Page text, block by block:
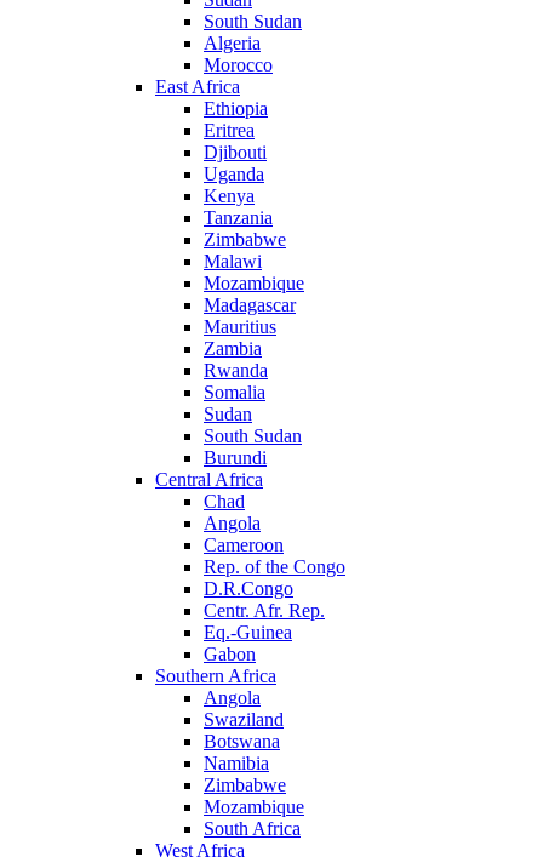
South Sudan
Algeria
Morocco
East Africa
Ethiopia
Eritrea
Djibouti
Uganda
Kenya
Tanzania
Zimbabwe
Malawi
Mozambique
Madagascar
Mauritius
Zambia
Rwanda
Somalia
Sudan
South Sudan
Burundi
Central Africa
Chad
Angola
Cameroon
Rep. of the Congo
D.R.Congo
Centr. Afr. Rep.
Eq.-Guinea
Gabon
Southern Africa
Angola
Swaziland
Botswana
Namibia
Zimbabwe
Mozambique
South Africa
West Africa